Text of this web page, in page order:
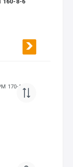
160-8-6